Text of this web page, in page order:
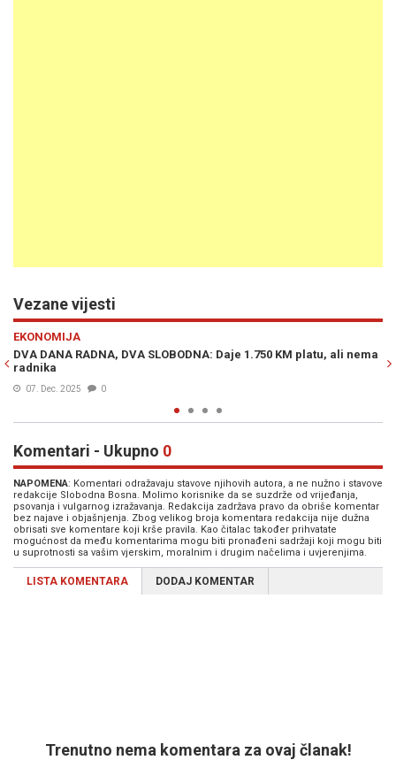
Vezane vijesti
Daje 1.750 KM platu, ali nema VELIKA INVESTICIJA U NAŠOJ
najsavremenija farma u regionu,
Komentari - Ukupno 0
NAPOMENA: Komentari odražavaju stavove njihovih autora, a ne nužno i stavove
redakcije Slobodna Bosna. Molimo korisnike da se suzdrže od vrijeđanja,
psovanja i vulgarnog izražavanja. Redakcija zadržava pravo da obriše komentar
bez najave i objašnjenja. Zbog velikog broja komentara redakcija nije dužna
obrisati sve komentare koji krše pravila. Kao čitalac također prihvatate
mogućnost da među komentarima mogu biti pronađeni sadržaji koji mogu biti
u suprotnosti sa vašim vjerskim, moralnim i drugim načelima i uvjerenjima.
LISTA KOMENTARA DODAJ KOMENTAR
Trenutno nema komentara za ovaj članak!